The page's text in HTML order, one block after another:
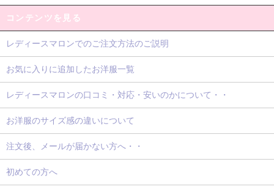
コンテンツを見る
レディースマロンでのご注文方法のご説明
お気に入りに追加したお洋服一覧
レディースマロンの口コミ・対応・安いのかについて・・
お洋服のサイズ感の違いについて
注文後、メールが届かない方へ・・
初めての方へ